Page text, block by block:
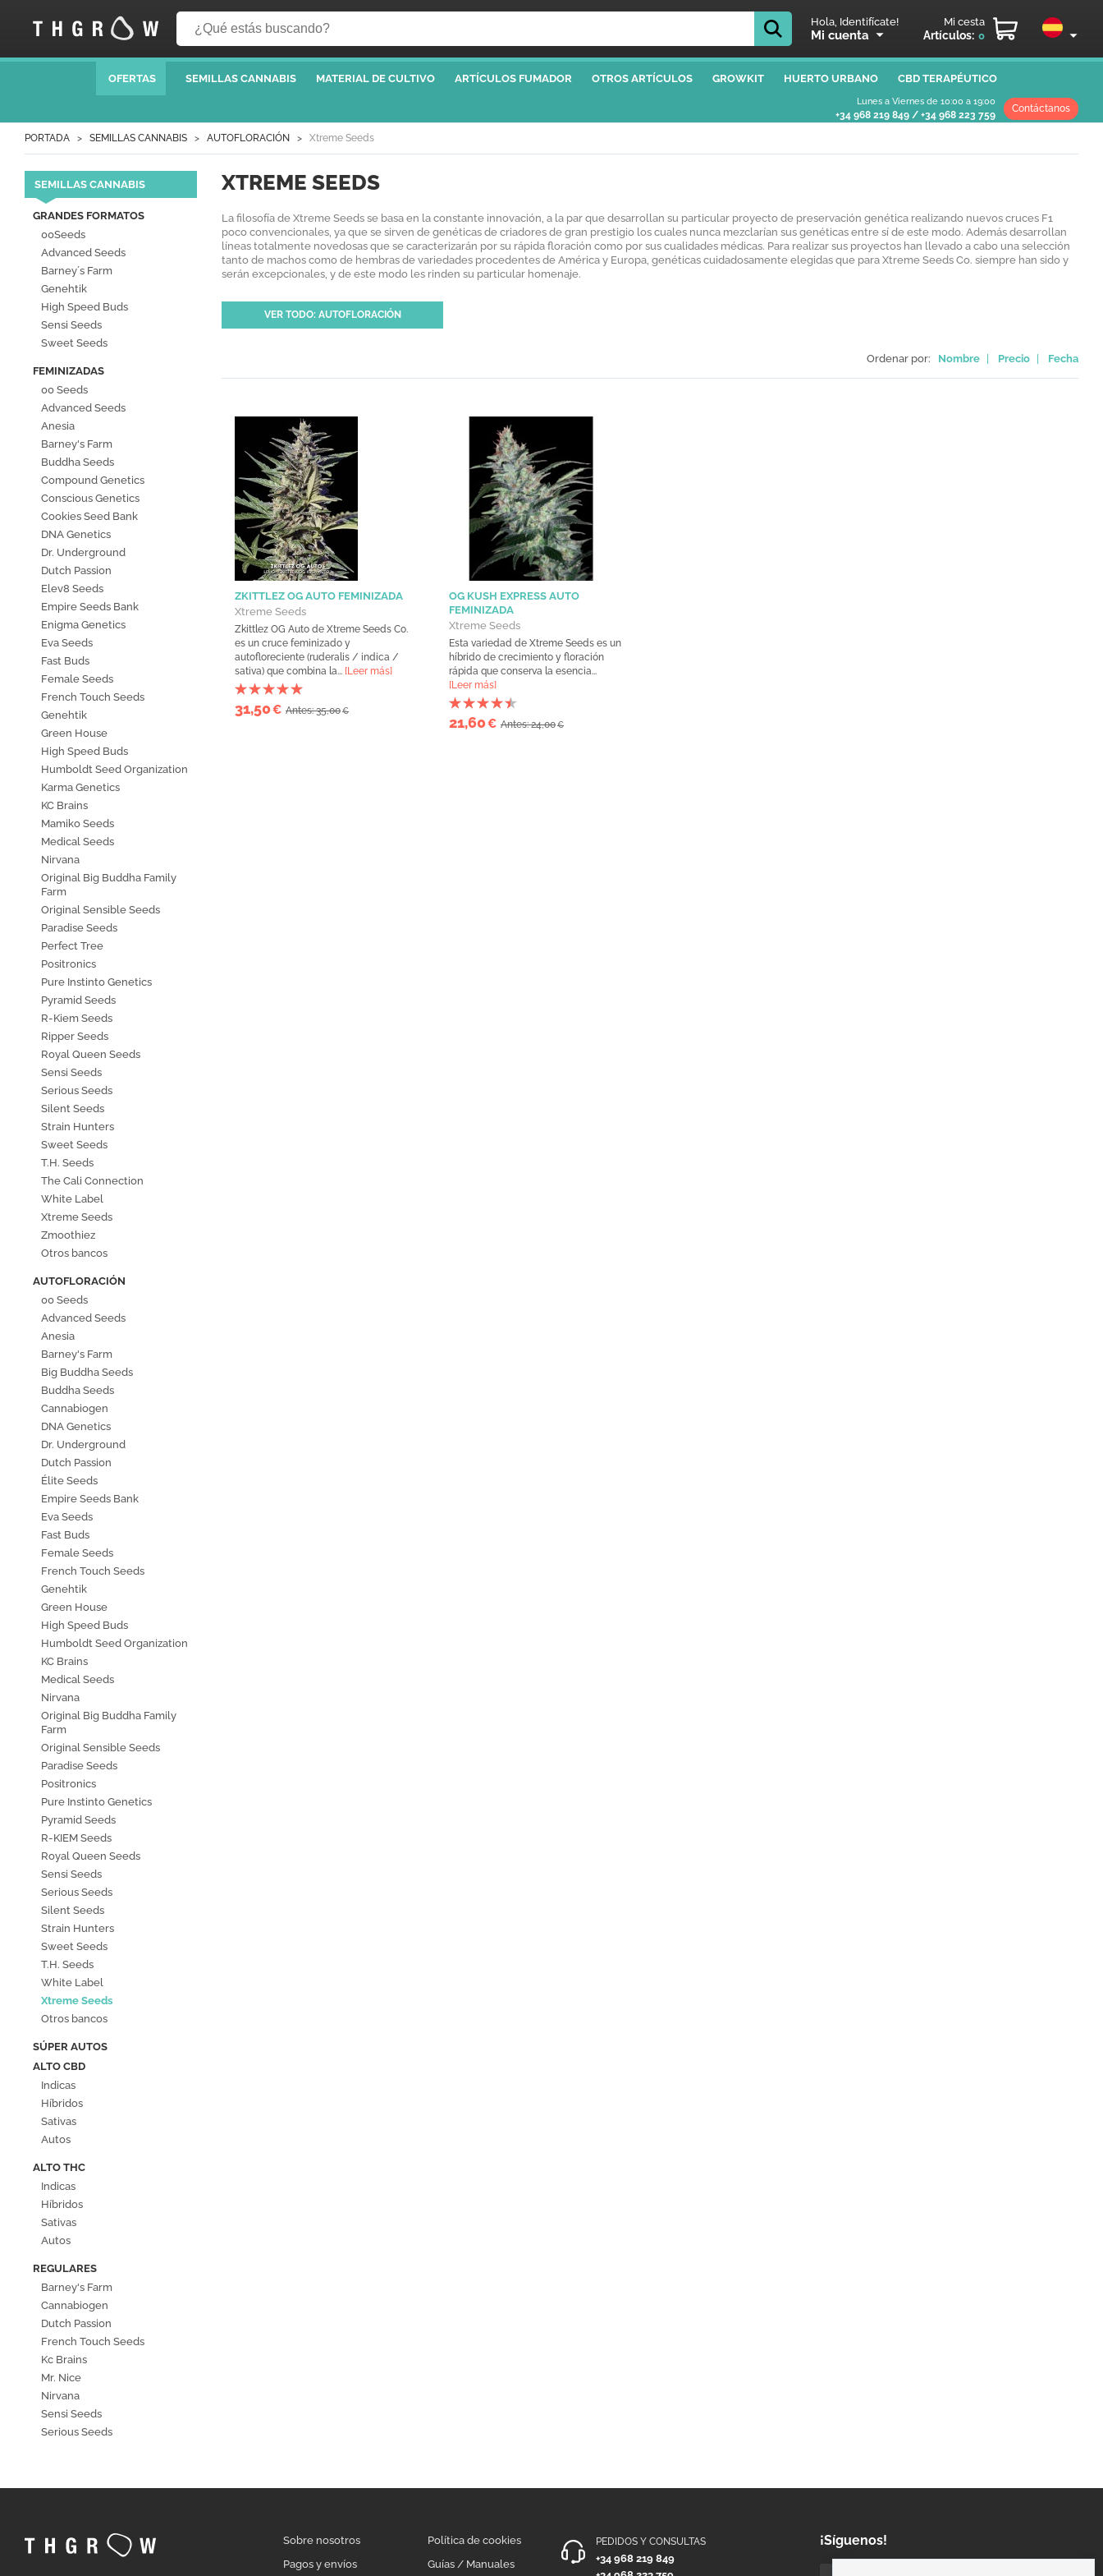
Hola, Identifícate!
Mi cuenta
Mi cesta
Artículos: 0
OFERTAS SEMILLAS CANNABIS MATERIAL DE CULTIVO ARTÍCULOS FUMADOR OTROS ARTÍCULOS GROWKIT HUERTO URBANO CBD TERAPÉUTICO
Lunes a Viernes de 10:00 a 19:00
+34 968 219 849 / +34 968 223 759
Contáctanos
PORTADA SEMILLAS CANNABIS AUTOFLORACIÓN Xtreme Seeds
SEMILLAS CANNABIS
GRANDES FORMATOS
00Seeds
Advanced Seeds
Barney´s Farm
Genehtik
High Speed Buds
Sensi Seeds
Sweet Seeds
FEMINIZADAS
00 Seeds
Advanced Seeds
Anesia
Barney's Farm
Buddha Seeds
Compound Genetics
Conscious Genetics
Cookies Seed Bank
DNA Genetics
Dr. Underground
Dutch Passion
Elev8 Seeds
Empire Seeds Bank
Enigma Genetics
Eva Seeds
Fast Buds
Female Seeds
French Touch Seeds
Genehtik
Green House
High Speed Buds
Humboldt Seed Organization
Karma Genetics
KC Brains
Mamiko Seeds
Medical Seeds
Nirvana
Original Big Buddha Family
Farm
Original Sensible Seeds
Paradise Seeds
Perfect Tree
Positronics
Pure Instinto Genetics
Pyramid Seeds
R-Kiem Seeds
Ripper Seeds
Royal Queen Seeds
Sensi Seeds
Serious Seeds
Silent Seeds
Strain Hunters
Sweet Seeds
T.H. Seeds
The Cali Connection
White Label
Xtreme Seeds
Zmoothiez
Otros bancos
AUTOFLORACIÓN
00 Seeds
Advanced Seeds
Anesia
Barney's Farm
Big Buddha Seeds
Buddha Seeds
Cannabiogen
DNA Genetics
Dr. Underground
Dutch Passion
Élite Seeds
Empire Seeds Bank
Eva Seeds
Fast Buds
Female Seeds
French Touch Seeds
Genehtik
Green House
High Speed Buds
Humboldt Seed Organization
KC Brains
Medical Seeds
Nirvana
Original Big Buddha Family
Farm
Original Sensible Seeds
Paradise Seeds
Positronics
Pure Instinto Genetics
Pyramid Seeds
R-KIEM Seeds
Royal Queen Seeds
Sensi Seeds
Serious Seeds
Silent Seeds
Strain Hunters
Sweet Seeds
T.H. Seeds
White Label
Xtreme Seeds
Otros bancos
SÚPER AUTOS
ALTO CBD
Indicas
Híbridos
Sativas
Autos
ALTO THC
Indicas
Híbridos
Sativas
Autos
REGULARES
Barney's Farm
Cannabiogen
Dutch Passion
French Touch Seeds
Kc Brains
Mr. Nice
Nirvana
Sensi Seeds
Serious Seeds
XTREME SEEDS
La filosofía de Xtreme Seeds se basa en la constante innovación, a la par que desarrollan su particular proyecto de preservación genética realizando nuevos cruces F1
poco convencionales, ya que se sirven de genéticas de criadores de gran prestigio los cuales nunca mezclarían sus genéticas entre sí de este modo. Además desarrollan
líneas totalmente novedosas que se caracterizarán por su rápida floración como por sus cualidades médicas. Para realizar sus proyectos han llevado a cabo una selección
tanto de machos como de hembras de variedades procedentes de América y Europa, genéticas cuidadosamente elegidas que para Xtreme Seeds Co. siempre han sido y
serán excepcionales, y de este modo les rinden su particular homenaje.
VER TODO: AUTOFLORACIÓN
Ordenar por: Nombre Precio Fecha
ZKITTLEZ OG AUTO FEMINIZADA
Xtreme Seeds
Zkittlez OG Auto de Xtreme Seeds Co.
es un cruce feminizado y
autofloreciente (ruderalis / indica /
sativa) que combina la... [Leer más]
31,50€ Antes: 35,00€
OG KUSH EXPRESS AUTO
FEMINIZADA
Xtreme Seeds
Esta variedad de Xtreme Seeds es un
híbrido de crecimiento y floración
rápida que conserva la esencia...
[Leer más]
21,60€ Antes: 24,00€
Sobre nosotros
Pagos y envíos
Política de cookies
Guías / Manuales
PEDIDOS Y CONSULTAS
+34 968 219 849
¡Síguenos!